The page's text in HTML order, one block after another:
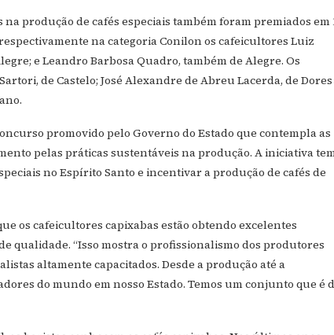
produção de cafés especiais também foram premiados em
na categoria Conilon os cafeicultores Luiz
e Leandro Barbosa Quadro, também de Alegre. Os
de Castelo; José Alexandre de Abreu Lacerda, de Dores
promovido pelo Governo do Estado que contempla as
pelas práticas sustentáveis na produção. A iniciativa
no Espírito Santo e incentivar a produção de cafés de
os cafeicultores capixabas estão obtendo excelentes
qualidade. “Isso mostra o profissionalismo dos produtores
altamente capacitados. Desde a produção até a
do mundo em nosso Estado. Temos um conjunto que é